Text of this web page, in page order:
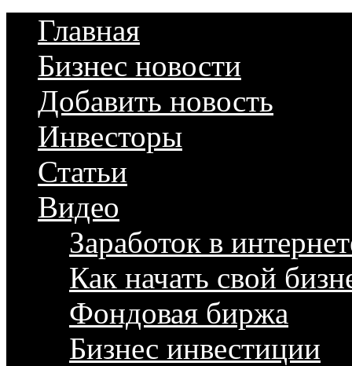
Главная
Бизнес новости
Добавить новость
Инвесторы
Статьи
Видео
Заработок в
Как начать свой
Фондовая биржа
Бизнес инвестиции